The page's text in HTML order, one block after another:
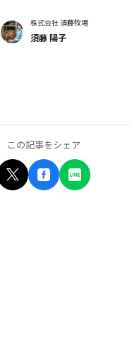
株式会社 須藤牧場
須藤 陽子
この記事をシェア